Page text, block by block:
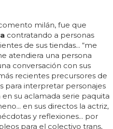
milán, fue que
contratando a personas
de sus tiendas... “me
atendiera una persona
conversación con sus
recientes precursores de
para interpretar personajes
su aclamada serie paquita
en sus directos la actriz,
y reflexiones... por
para el colectivo trans,